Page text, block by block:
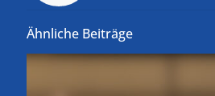
Ähnliche Beiträge